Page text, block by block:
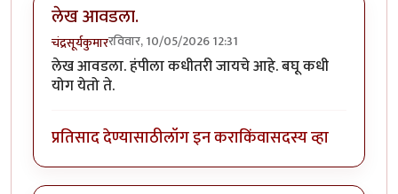
लेख आवडला.
चंद्रसूर्यकुमाररविवार, 10/05/2026 12:31
लेख आवडला. हंपीला कधीतरी जायचे आहे. बघू कधी
योग येतो ते.
प्रतिसाद देण्यासाठीलॉग इन कराकिंवासदस्य व्हा